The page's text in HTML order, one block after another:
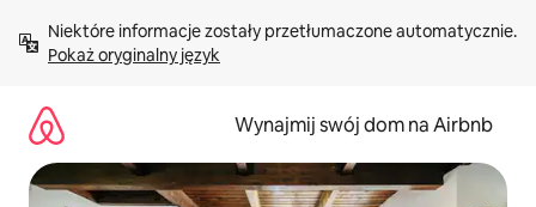
treści Pokaż oryginalny język
Wynajmij swój dom na Airbnb